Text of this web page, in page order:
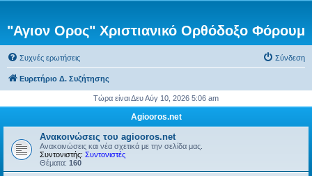
"Αγιον Ορος" Χριστιανικό Ορθόδοξο Φόρουμ
Συχνές ερωτήσεις Σύνδεση
Ευρετήριο Δ. Συζήτησης
Τώρα είναι Δευ Αύγ 10, 2026 5:06 am
Agiooros.net
Ανακοινώσεις του agiooros.net
Ανακοινώσεις και νέα σχετικά με την σελίδα μας.
Συντονιστής: Συντονιστές
Θέματα: 160